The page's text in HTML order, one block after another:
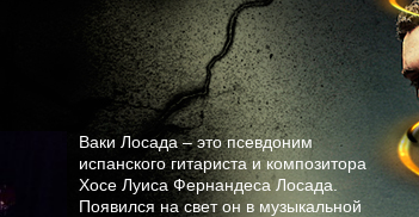
Ваки Лосада – это псевдоним
испанского гитариста и композитора
Хосе Луиса Фернандеса Лосада.
Появился на свет он в музыкальной